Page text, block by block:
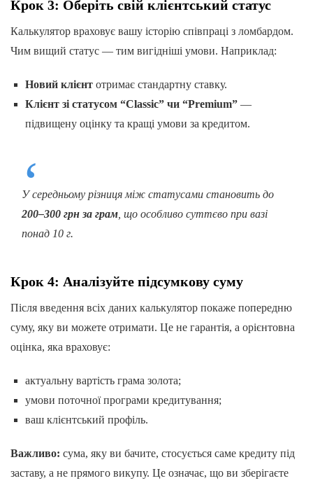
Крок 3: Оберіть свій клієнтський статус
Калькулятор враховує вашу історію співпраці з ломбардом.
Чим вищий статус — тим вигідніші умови. Наприклад:
Новий клієнтотримає стандартну ставку.
Клієнт зі статусом “Classic” чи “Premium”—
підвищену оцінку та кращі умови за кредитом.
У середньому різниця між статусами становить до
200–300 грн за грам , що особливо суттєво при вазі
понад 10 г.
Крок 4: Аналізуйте підсумкову суму
Після введення всіх даних калькулятор покаже попередню
суму, яку ви можете отримати. Це не гарантія, а орієнтовна
оцінка, яка враховує:
актуальну вартість грама золота;
умови поточної програми кредитування;
ваш клієнтський профіль.
Важливо: сума, яку ви бачите, стосується саме кредиту під
заставу, а не прямого викупу. Це означає, що ви зберігаєте